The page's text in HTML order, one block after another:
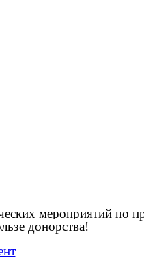
мероприятий
донорства!